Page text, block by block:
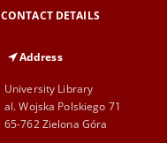
CONTACT DETAILS
Address
University Library
al. Wojska Polskiego 71
65-762 Zielona Góra